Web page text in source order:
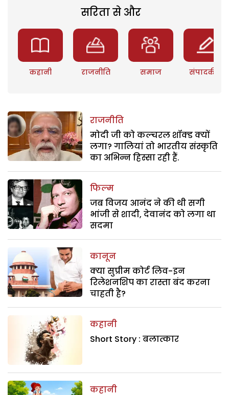
सरिता से और
कहानी राजनीति समाज संपादकीय
राजनीति
मोदी जी को कल्चरल शॉक्ड क्यों
लगा? गालियां तो भारतीय संस्कृति
का अभिन्न हिस्सा रही हैं.
फिल्म
जब विजय आनंद ने की थी सगी
भांजी से शादी, देवानंद को लगा था
सदमा
कानून
क्या सुप्रीम कोर्ट लिव-इन
रिलेशनशिप का रास्ता बंद करना
चाहती है?
कहानी
Short Story : बलात्कार
कहानी